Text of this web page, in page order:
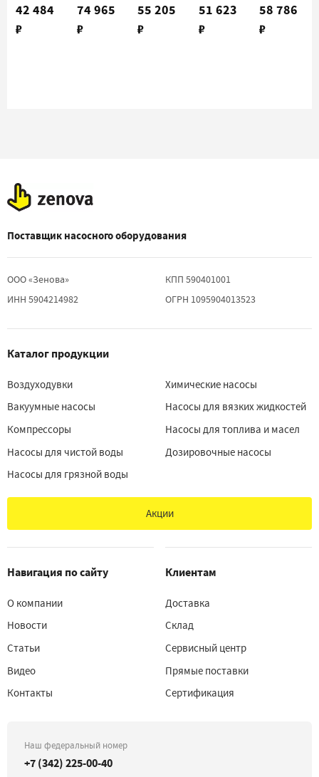
Yamada
NDP-5FPT
42 484
₽
Yamada
NDP-5FST
74 965
₽
Yamada
NDP-
55 205
₽
Yamada
NDP-
51 623
₽
Yamada
NDP-
58 786
₽
Поставщик насосного оборудования
ООО «Зенова»
ИНН 5904214982
КПП 590401001
ОГРН 1095904013523
Каталог продукции
Воздуходувки
Вакуумные насосы
Компрессоры
Насосы для чистой воды
Насосы для грязной воды
Химические насосы
Насосы для вязких жидкостей
Насосы для топлива и масел
Дозировочные насосы
Акции
Навигация по сайту
О компании
Новости
Статьи
Видео
Контакты
Клиентам
Доставка
Склад
Сервисный центр
Прямые поставки
Сертификация
Наш федеральный номер
+7 (342) 225-00-40